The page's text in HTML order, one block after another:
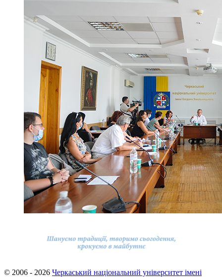
© 2006 - 2026 Черкаський національний університет імені